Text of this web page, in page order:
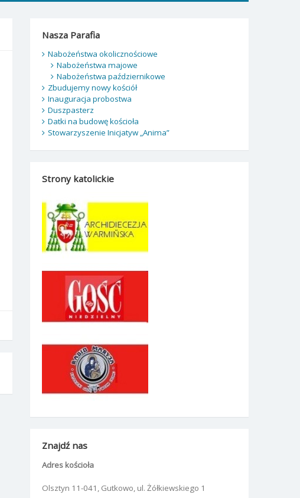
Nasza Parafia
Nabożeństwa okolicznościowe
Nabożeństwa majowe
Nabożeństwa październikowe
Zbudujemy nowy kościół
Inauguracja probostwa
Duszpasterz
Datki na budowę kościoła
Stowarzyszenie Inicjatyw „Anima”
Strony katolickie
Znajdź nas
Adres kościoła
Olsztyn 11-041, Gutkowo, ul. Żółkiewskiego 1